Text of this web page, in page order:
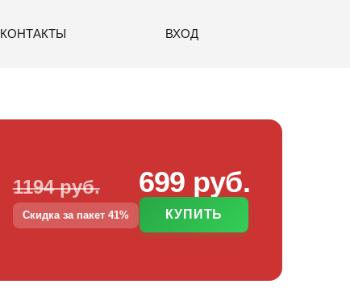
КОНТАКТЫ ВХОД
1194 руб.
Скидка за пакет 41%
699 руб.
КУПИТЬ